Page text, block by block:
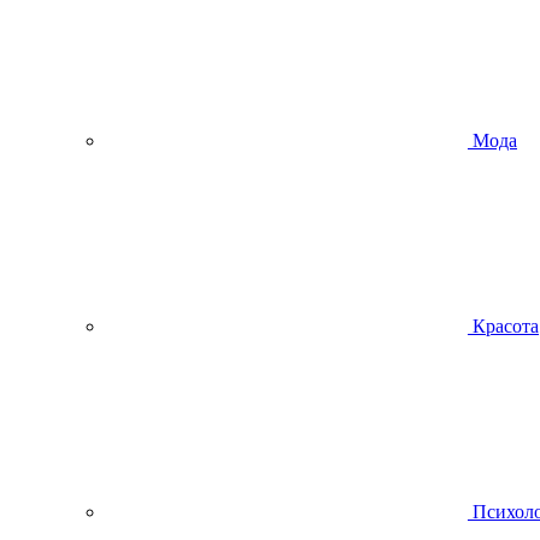
Мода
Красота